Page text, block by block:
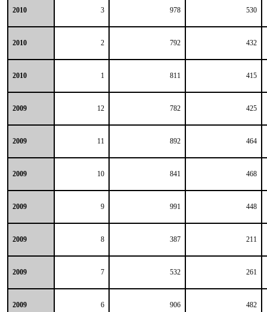
2010 3 978 530
2010 2 792 432
2010 1 811 415
2009 12 782 425
2009 11 892 464
2009 10 841 468
2009 9 991 448
2009 8 387 211
2009 7 532 261
2009 6 906 482